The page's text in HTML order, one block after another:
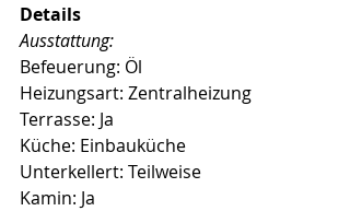
Details
Ausstattung:
Befeuerung: Öl
Heizungsart: Zentralheizung
Terrasse: Ja
Küche: Einbauküche
Unterkellert: Teilweise
Kamin: Ja